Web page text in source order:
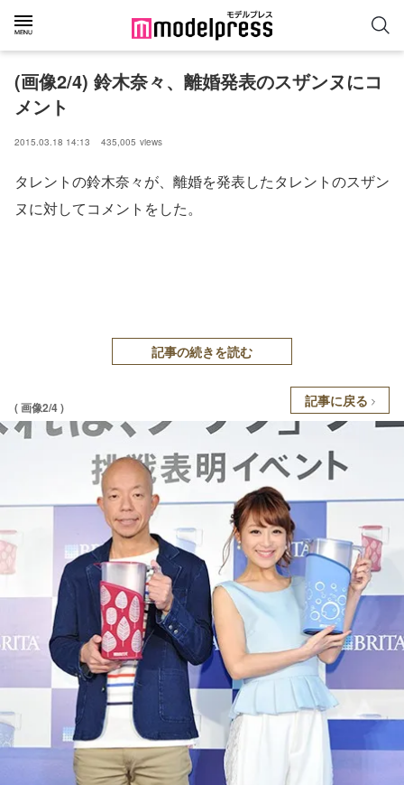
(画像2/4) 鈴木奈々、離婚発表のスザンヌにコ
メント
2015.03.18 14:13 435,005 views
タレントの鈴木奈々が、離婚を発表したタレントのスザン
ヌに対してコメントをした。
記事の続きを読む
( 画像2/4 ) 記事に戻る